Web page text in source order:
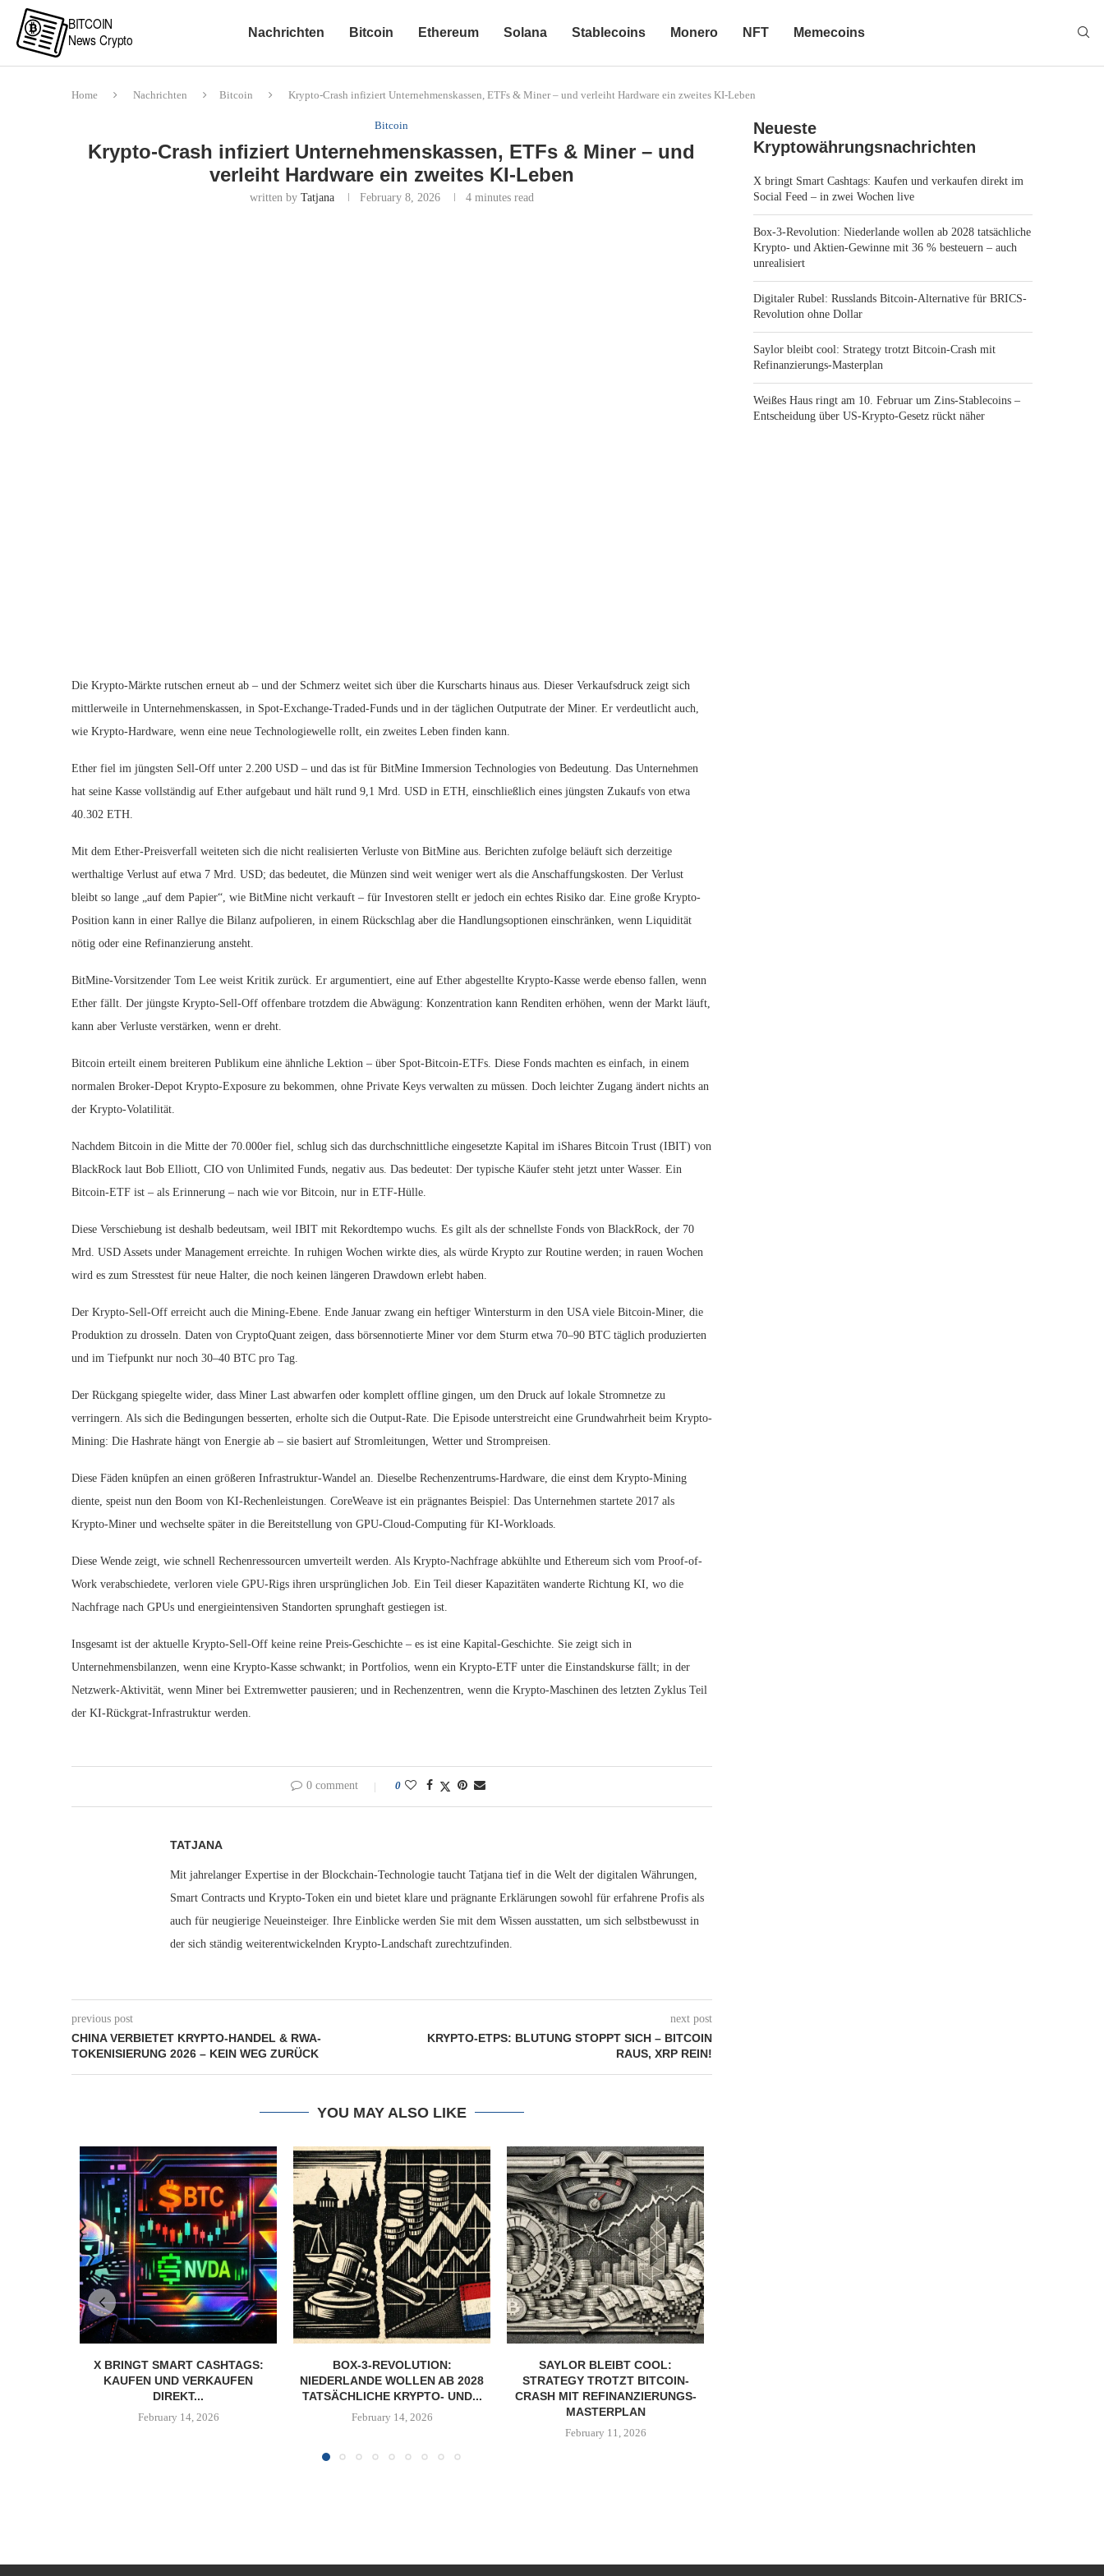
Nachrichten Bitcoin Ethereum Solana Stablecoins Monero NFT Memecoins
Home Nachrichten Bitcoin Krypto-Crash infiziert Unternehmenskassen, ETFs & Miner – und verleiht Hardware ein zweites KI-Leben
Bitcoin
Krypto-Crash infiziert Unternehmenskassen, ETFs & Miner – und
verleiht Hardware ein zweites KI-Leben
written by Tatjana February 8, 2026 4 minutes read
Die Krypto-Märkte rutschen erneut ab – und der Schmerz weitet sich über die Kurscharts hinaus aus. Dieser Verkaufsdruck zeigt sich
mittlerweile in Unternehmenskassen, in Spot-Exchange-Traded-Funds und in der täglichen Outputrate der Miner. Er verdeutlicht auch,
wie Krypto-Hardware, wenn eine neue Technologiewelle rollt, ein zweites Leben finden kann.
Ether fiel im jüngsten Sell-Off unter 2.200 USD – und das ist für BitMine Immersion Technologies von Bedeutung. Das Unternehmen
hat seine Kasse vollständig auf Ether aufgebaut und hält rund 9,1 Mrd. USD in ETH, einschließlich eines jüngsten Zukaufs von etwa
40.302 ETH.
Mit dem Ether-Preisverfall weiteten sich die nicht realisierten Verluste von BitMine aus. Berichten zufolge beläuft sich derzeitige
werthaltige Verlust auf etwa 7 Mrd. USD; das bedeutet, die Münzen sind weit weniger wert als die Anschaffungskosten. Der Verlust
bleibt so lange „auf dem Papier“, wie BitMine nicht verkauft – für Investoren stellt er jedoch ein echtes Risiko dar. Eine große Krypto-
Position kann in einer Rallye die Bilanz aufpolieren, in einem Rückschlag aber die Handlungsoptionen einschränken, wenn Liquidität
nötig oder eine Refinanzierung ansteht.
BitMine-Vorsitzender Tom Lee weist Kritik zurück. Er argumentiert, eine auf Ether abgestellte Krypto-Kasse werde ebenso fallen, wenn
Ether fällt. Der jüngste Krypto-Sell-Off offenbare trotzdem die Abwägung: Konzentration kann Renditen erhöhen, wenn der Markt läuft,
kann aber Verluste verstärken, wenn er dreht.
Bitcoin erteilt einem breiteren Publikum eine ähnliche Lektion – über Spot-Bitcoin-ETFs. Diese Fonds machten es einfach, in einem
normalen Broker-Depot Krypto-Exposure zu bekommen, ohne Private Keys verwalten zu müssen. Doch leichter Zugang ändert nichts an
der Krypto-Volatilität.
Nachdem Bitcoin in die Mitte der 70.000er fiel, schlug sich das durchschnittliche eingesetzte Kapital im iShares Bitcoin Trust (IBIT) von
BlackRock laut Bob Elliott, CIO von Unlimited Funds, negativ aus. Das bedeutet: Der typische Käufer steht jetzt unter Wasser. Ein
Bitcoin-ETF ist – als Erinnerung – nach wie vor Bitcoin, nur in ETF-Hülle.
Diese Verschiebung ist deshalb bedeutsam, weil IBIT mit Rekordtempo wuchs. Es gilt als der schnellste Fonds von BlackRock, der 70
Mrd. USD Assets under Management erreichte. In ruhigen Wochen wirkte dies, als würde Krypto zur Routine werden; in rauen Wochen
wird es zum Stresstest für neue Halter, die noch keinen längeren Drawdown erlebt haben.
Der Krypto-Sell-Off erreicht auch die Mining-Ebene. Ende Januar zwang ein heftiger Wintersturm in den USA viele Bitcoin-Miner, die
Produktion zu drosseln. Daten von CryptoQuant zeigen, dass börsennotierte Miner vor dem Sturm etwa 70–90 BTC täglich produzierten
und im Tiefpunkt nur noch 30–40 BTC pro Tag.
Der Rückgang spiegelte wider, dass Miner Last abwarfen oder komplett offline gingen, um den Druck auf lokale Stromnetze zu
verringern. Als sich die Bedingungen besserten, erholte sich die Output-Rate. Die Episode unterstreicht eine Grundwahrheit beim Krypto-
Mining: Die Hashrate hängt von Energie ab – sie basiert auf Stromleitungen, Wetter und Strompreisen.
Diese Fäden knüpfen an einen größeren Infrastruktur-Wandel an. Dieselbe Rechenzentrums-Hardware, die einst dem Krypto-Mining
diente, speist nun den Boom von KI-Rechenleistungen. CoreWeave ist ein prägnantes Beispiel: Das Unternehmen startete 2017 als
Krypto-Miner und wechselte später in die Bereitstellung von GPU-Cloud-Computing für KI-Workloads.
Diese Wende zeigt, wie schnell Rechenressourcen umverteilt werden. Als Krypto-Nachfrage abkühlte und Ethereum sich vom Proof-of-
Work verabschiedete, verloren viele GPU-Rigs ihren ursprünglichen Job. Ein Teil dieser Kapazitäten wanderte Richtung KI, wo die
Nachfrage nach GPUs und energieintensiven Standorten sprunghaft gestiegen ist.
Insgesamt ist der aktuelle Krypto-Sell-Off keine reine Preis-Geschichte – es ist eine Kapital-Geschichte. Sie zeigt sich in
Unternehmensbilanzen, wenn eine Krypto-Kasse schwankt; in Portfolios, wenn ein Krypto-ETF unter die Einstandskurse fällt; in der
Netzwerk-Aktivität, wenn Miner bei Extremwetter pausieren; und in Rechenzentren, wenn die Krypto-Maschinen des letzten Zyklus Teil
der KI-Rückgrat-Infrastruktur werden.
0 comment 0
TATJANA
Mit jahrelanger Expertise in der Blockchain-Technologie taucht Tatjana tief in die Welt der digitalen Währungen,
Smart Contracts und Krypto-Token ein und bietet klare und prägnante Erklärungen sowohl für erfahrene Profis als
auch für neugierige Neueinsteiger. Ihre Einblicke werden Sie mit dem Wissen ausstatten, um sich selbstbewusst in
der sich ständig weiterentwickelnden Krypto-Landschaft zurechtzufinden.
previous post
CHINA VERBIETET KRYPTO-HANDEL & RWA-
TOKENISIERUNG 2026 – KEIN WEG ZURÜCK
next post
KRYPTO-ETPS: BLUTUNG STOPPT SICH – BITCOIN
RAUS, XRP REIN!
YOU MAY ALSO LIKE
X BRINGT SMART CASHTAGS:
KAUFEN UND VERKAUFEN
DIREKT...
February 14, 2026
BOX-3-REVOLUTION:
NIEDERLANDE WOLLEN AB 2028
TATSÄCHLICHE KRYPTO- UND...
February 14, 2026
SAYLOR BLEIBT COOL:
STRATEGY TROTZT BITCOIN-
CRASH MIT REFINANZIERUNGS-
MASTERPLAN
February 11, 2026
Neueste
Kryptowährungsnachrichten
X bringt Smart Cashtags: Kaufen und verkaufen direkt im
Social Feed – in zwei Wochen live
Box-3-Revolution: Niederlande wollen ab 2028 tatsächliche
Krypto- und Aktien-Gewinne mit 36 % besteuern – auch
unrealisiert
Digitaler Rubel: Russlands Bitcoin-Alternative für BRICS-
Revolution ohne Dollar
Saylor bleibt cool: Strategy trotzt Bitcoin-Crash mit
Refinanzierungs-Masterplan
Weißes Haus ringt am 10. Februar um Zins-Stablecoins –
Entscheidung über US-Krypto-Gesetz rückt näher